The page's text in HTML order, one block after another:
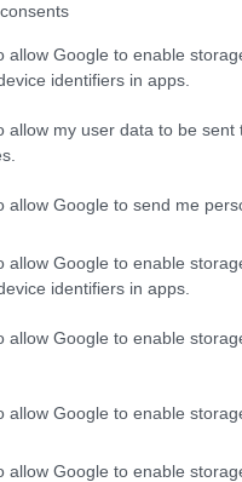
allow Google to enable
identifiers in apps.
allow my user data to be
allow Google to send me
allow Google to enable
identifiers in apps.
allow Google to enable
allow Google to enable
allow Google to enable